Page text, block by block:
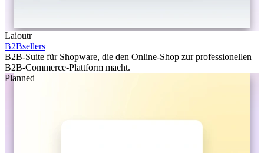
Laioutr
B2Bsellers
B2B-Suite für Shopware, die den Online-Shop zur professionellen
B2B-Commerce-Plattform macht.
Planned